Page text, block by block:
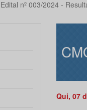
Edital nº 003/2024 -
Qui, 07